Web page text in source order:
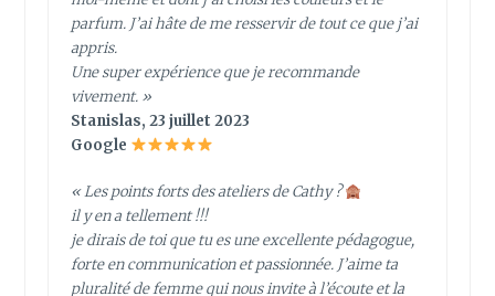
parfum. J’ai hâte de me resservir de tout ce que j’ai
appris.
Une super expérience que je recommande
vivement. »
Stanislas, 23 juillet 2023
Google
« Les points forts des ateliers de Cathy ?
il y en a tellement !!!
je dirais de toi que tu es une excellente pédagogue,
forte en communication et passionnée. J’aime ta
pluralité de femme qui nous invite à l’écoute et la